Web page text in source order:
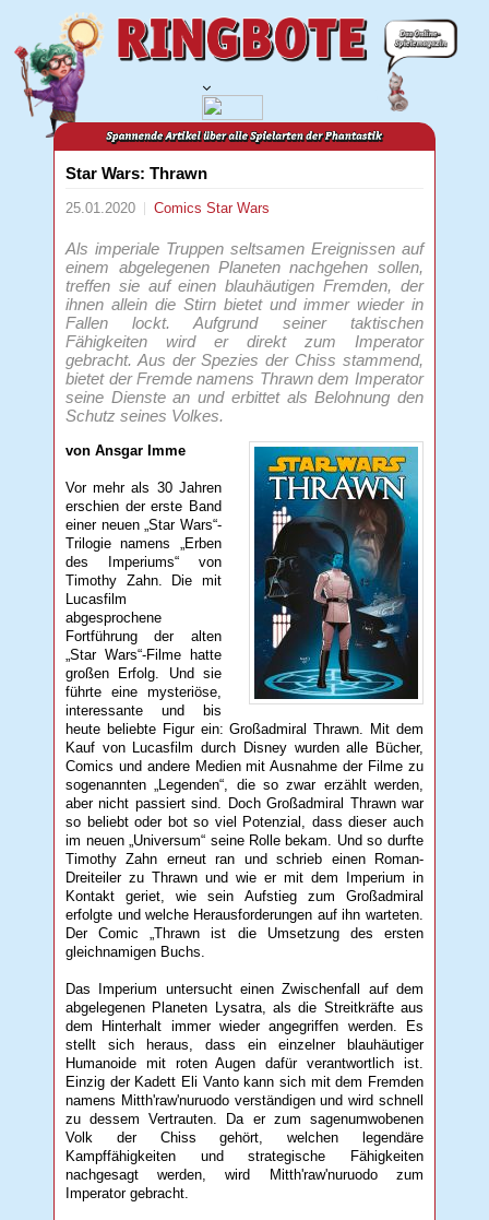
Star Wars: Thrawn
25.01.2020 ComicsStar Wars
Als imperiale Truppen seltsamen Ereignissen auf
einem abgelegenen Planeten nachgehen sollen,
treffen sie auf einen blauhäutigen Fremden, der
ihnen allein die Stirn bietet und immer wieder in
Fallen lockt. Aufgrund seiner taktischen
Fähigkeiten wird er direkt zum Imperator
gebracht. Aus der Spezies der Chiss stammend,
bietet der Fremde namens Thrawn dem Imperator
seine Dienste an und erbittet als Belohnung den
Schutz seines Volkes.
von Ansgar Imme
Vor mehr als 30 Jahren
erschien der erste Band
einer neuen „Star Wars“-
Trilogie namens „Erben
des Imperiums“ von
Timothy Zahn. Die mit
Lucasfilm
abgesprochene
Fortführung der alten
„Star Wars“-Filme hatte
großen Erfolg. Und sie
führte eine mysteriöse,
interessante und bis
heute beliebte Figur ein: Großadmiral Thrawn. Mit dem
Kauf von Lucasfilm durch Disney wurden alle Bücher,
Comics und andere Medien mit Ausnahme der Filme zu
sogenannten „Legenden“, die so zwar erzählt werden,
aber nicht passiert sind. Doch Großadmiral Thrawn war
so beliebt oder bot so viel Potenzial, dass dieser auch
im neuen „Universum“ seine Rolle bekam. Und so durfte
Timothy Zahn erneut ran und schrieb einen Roman-
Dreiteiler zu Thrawn und wie er mit dem Imperium in
Kontakt geriet, wie sein Aufstieg zum Großadmiral
erfolgte und welche Herausforderungen auf ihn warteten.
Der Comic „Thrawn ist die Umsetzung des ersten
gleichnamigen Buchs.
Das Imperium untersucht einen Zwischenfall auf dem
abgelegenen Planeten Lysatra, als die Streitkräfte aus
dem Hinterhalt immer wieder angegriffen werden. Es
stellt sich heraus, dass ein einzelner blauhäutiger
Humanoide mit roten Augen dafür verantwortlich ist.
Einzig der Kadett Eli Vanto kann sich mit dem Fremden
namens Mitth'raw'nuruodo verständigen und wird schnell
zu dessem Vertrauten. Da er zum sagenumwobenen
Volk der Chiss gehört, welchen legendäre
Kampffähigkeiten und strategische Fähigkeiten
nachgesagt werden, wird Mitth'raw'nuruodo zum
Imperator gebracht.